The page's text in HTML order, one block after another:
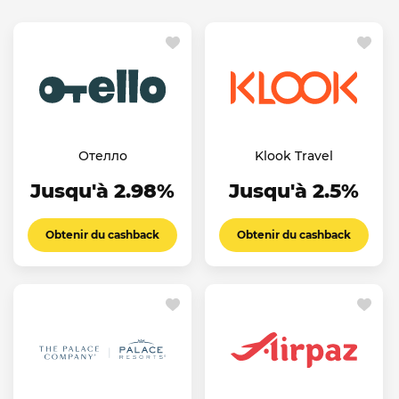
Отелло
Jusqu'à 2.98%
Obtenir du cashback
Klook Travel
Jusqu'à 2.5%
Obtenir du cashback